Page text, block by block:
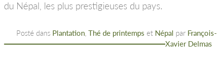
du Népal, les plus prestigieuses du pays.
Posté dans Plantation Thé de printemps et Népal par François-
Xavier Delmas